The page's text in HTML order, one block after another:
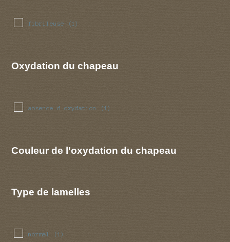
fibrileuse (1)
Oxydation du chapeau
absence d oxydation (1)
Couleur de l'oxydation du chapeau
Type de lamelles
normal (1)